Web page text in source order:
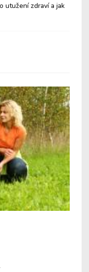
utužení zdraví a jak